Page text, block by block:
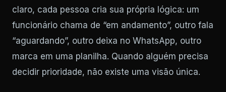
claro, cada pessoa cria sua própria lógica: um
funcionário chama de “em andamento”, outro fala
“aguardando”, outro deixa no WhatsApp, outro
marca em uma planilha. Quando alguém precisa
decidir prioridade, não existe uma visão única.